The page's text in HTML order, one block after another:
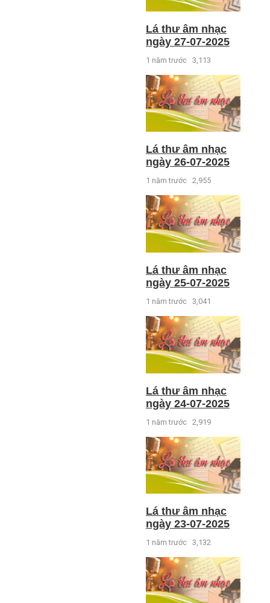
Lá thư âm nhạc
ngày 27-07-2025
1 năm trước 3,113
Lá thư âm nhạc
ngày 26-07-2025
1 năm trước 2,955
Lá thư âm nhạc
ngày 25-07-2025
1 năm trước 3,041
Lá thư âm nhạc
ngày 24-07-2025
1 năm trước 2,919
Lá thư âm nhạc
ngày 23-07-2025
1 năm trước 3,132